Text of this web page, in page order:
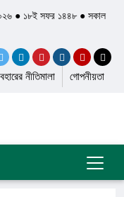
● ১৮ই সফর ১৪৪৮ ● সকাল
নীতিমালা গোপনীয়তা